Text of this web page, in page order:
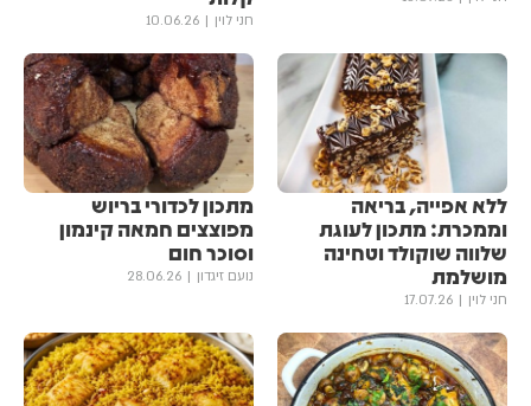
חני לוין 10.06.26
ללא אפייה, בריאה
וממכרת: מתכון לעוגת
שלווה שוקולד וטחינה
מושלמת
חני לוין 17.07.26
מתכון לכדורי בריוש
מפוצצים חמאה קינמון
וסוכר חום
נועם זיגדון 28.06.26